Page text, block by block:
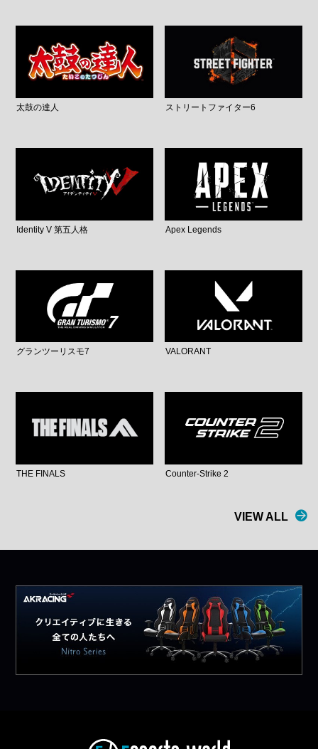
太鼓の達人 ストリートファイター6
Identity V 第五人格 Apex Legends
グランツーリスモ7 VALORANT
THE FINALS Counter-Strike 2
VIEW ALL